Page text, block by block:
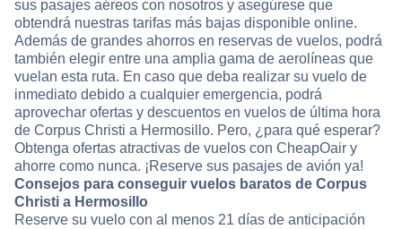
sus pasajes aéreos con nosotros y asegúrese que
obtendrá nuestras tarifas más bajas disponible online.
Además de grandes ahorros en reservas de vuelos, podrá
también elegir entre una amplia gama de aerolíneas que
vuelan esta ruta. En caso que deba realizar su vuelo de
inmediato debido a cualquier emergencia, podrá
aprovechar ofertas y descuentos en vuelos de última hora
de Corpus Christi a Hermosillo. Pero, ¿para qué esperar?
Obtenga ofertas atractivas de vuelos con CheapOair y
ahorre como nunca. ¡Reserve sus pasajes de avión ya!
Consejos para conseguir vuelos baratos de Corpus
Christi a Hermosillo
Reserve su vuelo con al menos 21 días de anticipación